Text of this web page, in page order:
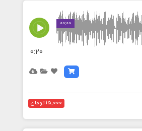
00:00
0:20
15,000 تومان